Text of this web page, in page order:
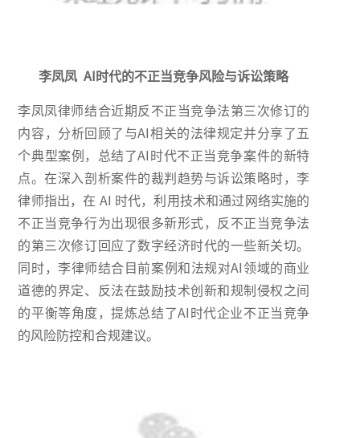
李凤凤 AI时代的不正当竞争风险与诉讼策略
李凤凤律师结合近期反不正当竞争法第三次修订的
内容，分析回顾了与AI相关的法律规定并分享了五
个典型案例，总结了AI时代不正当竞争案件的新特
点。在深入剖析案件的裁判趋势与诉讼策略时，李
律师指出，在 AI 时代，利用技术和通过网络实施的
不正当竞争行为出现很多新形式，反不正当竞争法
的第三次修订回应了数字经济时代的一些新关切。
同时，李律师结合目前案例和法规对AI领域的商业
道德的界定、反法在鼓励技术创新和规制侵权之间
的平衡等角度，提炼总结了AI时代企业不正当竞争
的风险防控和合规建议。